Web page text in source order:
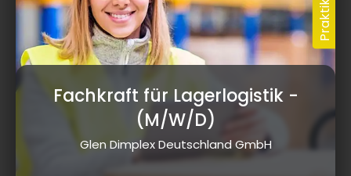
Fachkraft für Lagerlogistik-
(M/W/D)
Glen Dimplex Deutschland GmbH